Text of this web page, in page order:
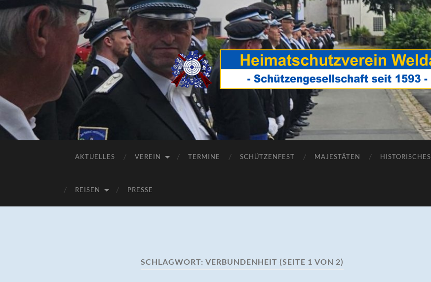
Heimatschutzverein
AKTUELLES VEREIN TERMINE SCHÜTZENFEST MAJESTÄTEN HISTORISCHES
REISEN PRESSE
SCHLAGWORT: VERBUNDENHEIT (SEITE 1 VON 2)